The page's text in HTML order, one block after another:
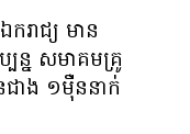
រាជ្យ មាន​
ន្ន សមាគម​គ្រូ​
ជាង ១​ម៉ឺន​នាក់